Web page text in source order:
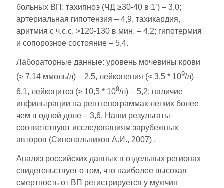
больных ВП: тахипноэ (ЧД ≥30-40 в 1’) – 3,0;
артериальная гипотензия – 4,9, тахикардия,
аритмия с ч.с.с. >120-130 в мин. – 4,2; гипотермия
и сопорозное состояние – 5,4.
Лабораторные данные: уровень мочевины крови
(≥ 7,14 ммоль/л) – 2,5, лейкопения (< 3,5 * 109/л) –
6,1, лейкоцитоз (≥ 10,5 * 109/л) – 5,2; наличие
инфильтрации на рентгенограммах легких более
чем в одной доле – 3,6. Наши результаты
соответствуют исследованиям зарубежных
авторов (Синопальников А.И., 2007) .
Анализ российских данных в отдельных регионах
свидетельствует о том, что наиболее высокая
смертность от ВП регистрируется у мужчин